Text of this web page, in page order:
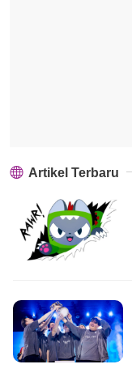
Artikel Terbaru